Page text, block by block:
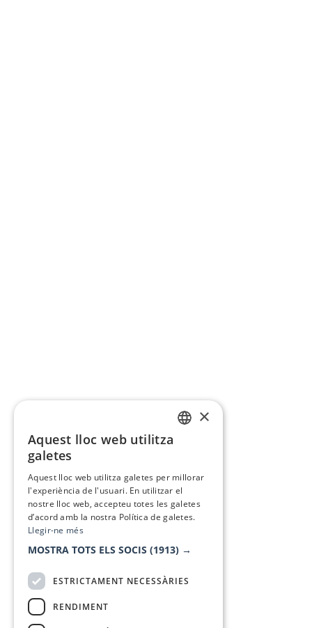
×
Aquest lloc web utilitza
galetes
Aquest lloc web utilitza galetes per millorar
l'experiència de l'usuari. En utilitzar el
nostre lloc web, accepteu totes les galetes
d’acord amb la nostra Política de galetes.
Llegir-ne més
MOSTRA TOTS ELS SOCIS (1913) →
ESTRICTAMENT NECESSÀRIES
RENDIMENT